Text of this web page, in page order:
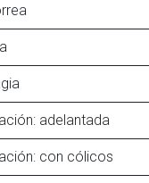
adelantada
con cólicos